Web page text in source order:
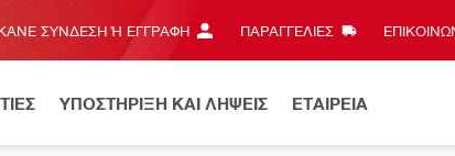
ΣΎΝΔΕΣΗ Ή ΕΓΓΡΑΦΉ ΠΑΡΑΓΓΕΛΙΕΣ
ΥΠΟΣΤΗΡΙΞΗ ΚΑΙ ΛΗΨΕΙΣ ΕΤΑΙΡΕΙΑ